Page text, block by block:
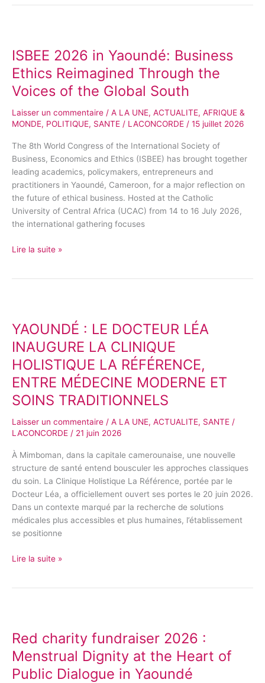
ISBEE 2026 in Yaoundé: Business
Ethics Reimagined Through the
Voices of the Global South
Laisser un commentaire / A LA UNE, ACTUALITE, AFRIQUE &
MONDE, POLITIQUE, SANTE / LACONCORDE / 15 juillet 2026
The 8th World Congress of the International Society of
Business, Economics and Ethics (ISBEE) has brought together
leading academics, policymakers, entrepreneurs and
practitioners in Yaoundé, Cameroon, for a major reflection on
the future of ethical business. Hosted at the Catholic
University of Central Africa (UCAC) from 14 to 16 July 2026,
the international gathering focuses
in
Yaoundé:
Business
Ethics
Through
Voices
of
the
Global
South
Lire la suite »
YAOUNDÉ : LE DOCTEUR LÉA
INAUGURE LA CLINIQUE
HOLISTIQUE LA RÉFÉRENCE,
ENTRE MÉDECINE MODERNE ET
SOINS TRADITIONNELS
Laisser un commentaire / A LA UNE, ACTUALITE, SANTE /
LACONCORDE / 21 juin 2026
À Mimboman, dans la capitale camerounaise, une nouvelle
structure de santé entend bousculer les approches classiques
du soin. La Clinique Holistique La Référence, portée par le
Docteur Léa, a officiellement ouvert ses portes le 20 juin 2026.
Dans un contexte marqué par la recherche de solutions
médicales plus accessibles et plus humaines, l’établissement
se positionne
LE
DOCTEUR
LÉA
INAUGURE
LA
CLINIQUE
HOLISTIQUE
LA
RÉFÉRENCE,
MÉDECINE
MODERNE
ET
SOINS
TRADITIONNELS
Lire la suite »
Red charity fundraiser 2026 :
Menstrual Dignity at the Heart of
Public Dialogue in Yaoundé
fundraiser
2026
:
Menstrual